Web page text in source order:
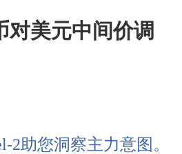
对美元中间价调
2助您洞察主力意图。